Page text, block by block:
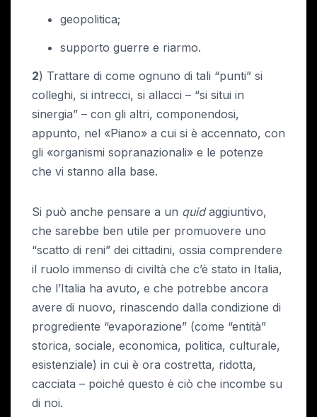
geopolitica;
supporto guerre e riarmo.
2) Trattare di come ognuno di tali “punti” si
colleghi, si intrecci, si allacci – “si situi in
sinergia” – con gli altri, componendosi,
appunto, nel «Piano» a cui si è accennato, con
gli «organismi sopranazionali» e le potenze
che vi stanno alla base.
Si può anche pensare a un quidaggiuntivo,
che sarebbe ben utile per promuovere uno
“scatto di reni” dei cittadini, ossia comprendere
il ruolo immenso di civiltà che c’è stato in Italia,
che l’Italia ha avuto, e che potrebbe ancora
avere di nuovo, rinascendo dalla condizione di
progrediente “evaporazione” (come “entità”
storica, sociale, economica, politica, culturale,
esistenziale) in cui è ora costretta, ridotta,
cacciata – poiché questo è ciò che incombe su
di noi.